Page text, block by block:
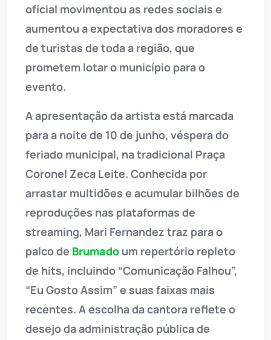
oficial movimentou as redes sociais e
aumentou a expectativa dos moradores e
de turistas de toda a região, que
prometem lotar o município para o
evento.
A apresentação da artista está marcada
para a noite de 10 de junho, véspera do
feriado municipal, na tradicional Praça
Coronel Zeca Leite. Conhecida por
arrastar multidões e acumular bilhões de
reproduções nas plataformas de
streaming, Mari Fernandez traz para o
palco de Brumado um repertório repleto
de hits, incluindo “Comunicação Falhou”,
“Eu Gosto Assim” e suas faixas mais
recentes. A escolha da cantora reflete o
desejo da administração pública de